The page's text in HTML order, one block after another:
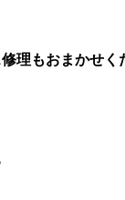
理もおまかせく